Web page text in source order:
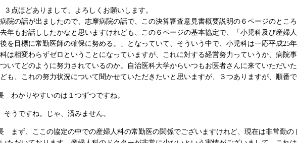
点ほどありまして、よろしくお願いします。
院の話が出ましたので、志摩病院の話で、この決算審査意見書概要説明の６ページのとこ
年もお話ししたかなと思いますけれども、この６ページの基本協定で、「小児科及び産婦
を目標に常勤医師の確保に努める。」となっていて、そういう中で、小児科は一応平成25
は相変わらずゼロということになっていますが、これに対する経営努力っていうか、病院
いてどのように努力されているのか。自治医科大学からいつもお医者さんに来ていただい
も、これの努力状況について聞かせていただきたいと思いますが、３つありますが、順番
わかりやすいのは１つずつですね。
うですね。じゃ、済みません。
まず、ここの協定の中での産婦人科の常勤医の関係でございますけれど、現在は非常勤の